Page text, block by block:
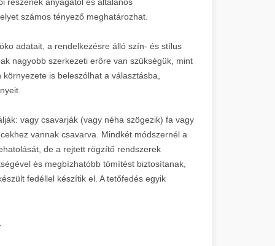
számos tényező meghatározhat.
adatait, a rendelkezésre álló szín- és stílus
nagyobb szerkezeti erőre van szükségük, mint
is beleszólhat a választásba,
vagy csavarják (vagy néha szögezik) fa vagy
vannak csavarva. Mindkét módszernél a
de a rejtett rögzítő rendszerek
és megbízhatóbb tömítést biztosítanak,
fedéllel készítik el. A tetőfedés egyik